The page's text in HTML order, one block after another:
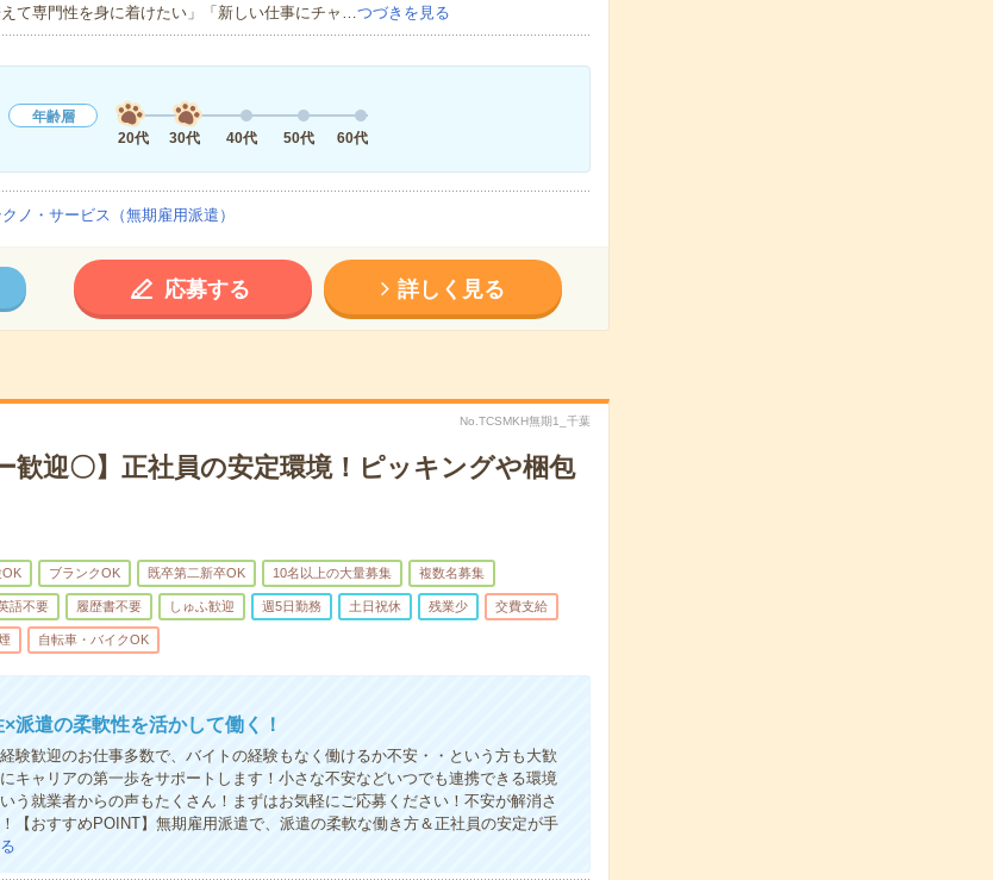
て専門性を身に着けたい」「新しい仕事にチャ…つづきを見る
年齢層
20代
30代 40代 50代 60代
ノ・サービス（無期雇用派遣）
応募する 詳しく見る
No.TCSMKH無期1_千葉
歓迎〇】正社員の安定環境！ピッキングや梱包
OK ブランクOK 既卒第二新卒OK 10名以上の大量募集 複数名募集
語不要 履歴書不要 しゅふ歓迎 週5日勤務 土日祝休 残業少 交費支給
自転車・バイクOK
派遣の柔軟性を活かして働く！
験歓迎のお仕事多数で、バイトの経験もなく働けるか不安・・という方も大歓
キャリアの第一歩をサポートします！小さな不安などいつでも連携できる環境
う就業者からの声もたくさん！まずはお気軽にご応募ください！不安が解消さ
【おすすめPOINT】無期雇用派遣で、派遣の柔軟な働き方＆正社員の安定が手